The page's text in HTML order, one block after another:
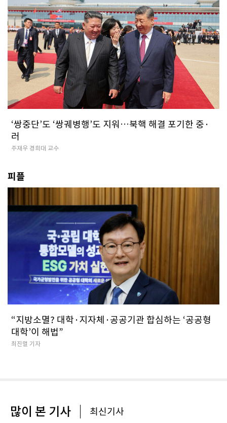
‘쌍중단’도 ‘쌍궤병행’도 지워…북핵 해결 포기한 중·
러
주재우 경희대 교수
피플
“지방소멸? 대학·지자체·공공기관 합심하는 ‘공공형
대학’이 해법”
최진렬 기자
많이 본 기사 최신기사